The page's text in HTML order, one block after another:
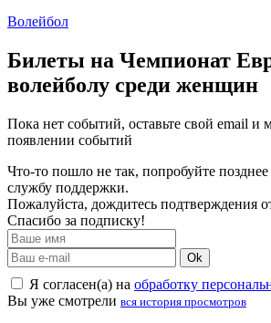
Волейбол
Билеты на Чемпионат
волейболу среди женщин
Пока нет событий, оставьте свой email
появлении событий
Что-то пошло не так, попробуйте позднее
службу поддержки.
Пожалуйста, дождитесь подтверждения
Спасибо за подписку!
Ok
Я согласен(а) на обработку
Вы уже смотрели вся история просмотров